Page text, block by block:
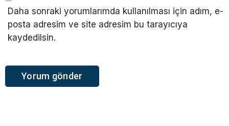
Daha sonraki yorumlarımda kullanılması için adım, e-
posta adresim ve site adresim bu tarayıcıya
kaydedilsin.